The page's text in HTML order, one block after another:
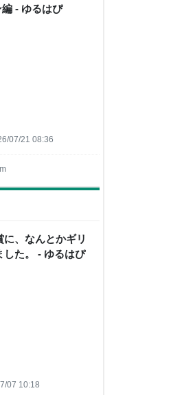
- ゆるはぴ
07/21 08:36
、なんとかギリ
した。 - ゆるはぴ
07 10:18